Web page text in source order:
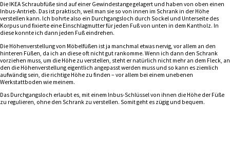
Die IKEA Schraubfüße sind auf einer Gewindestange gelagert und haben von oben einen
Inbus-Antrieb. Das ist praktisch, weil man sie so von innen im Schrank in der Höhe
verstellen kann. Ich bohrte also ein Durchgangsloch durch Sockel und Unterseite des
Korpus und fixierte eine Einschlagmutter für jeden Fuß von unten in dem Kantholz. In
diese konnte ich dann jeden Fuß eindrehen.
Die Höhenverstellung von Möbelfüßen ist ja manchmal etwas nervig, vor allem an den
hinteren Füßen, da ich an diese oft nicht gut rankomme. Wenn ich dann den Schrank
vorziehen muss, um die Höhe zu verstellen, steht er natürlich nicht mehr an dem Fleck, an
den die Höhenverstellung eigentlich angepasst werden muss und so kann es ziemlich
aufwändig sein, die richtige Höhe zu finden – vor allem bei einem unebenen
Werkstattboden wie meinem.
Das Durchgangsloch erlaubt es, mit einem Inbus-Schlüssel von ihnen die Höhe der Füße
zu regulieren, ohne den Schrank zu verstellen. Somit geht es zügig und bequem.